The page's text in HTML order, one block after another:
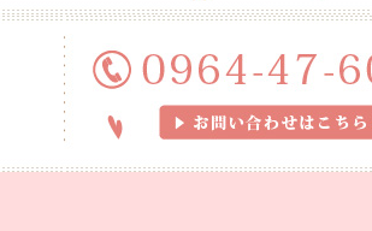
介護老人保健施設 な